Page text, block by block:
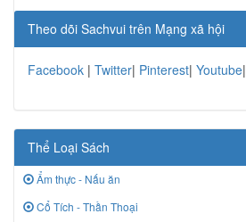
Theo dõi Sachvui trên Mạng xã hội
Facebook | Twitter| Pinterest| Youtube|
Thể Loại Sách
Ẩm thực - Nấu ăn
Cổ Tích - Thần Thoại